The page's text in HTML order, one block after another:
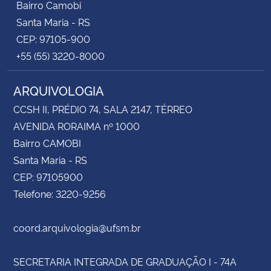
Bairro Camobi
Santa Maria - RS
CEP: 97105-900
+55 (55) 3220-8000
ARQUIVOLOGIA
CCSH II, PRÉDIO 74, SALA 2147, TÉRREO
AVENIDA RORAIMA nº 1000
Bairro CAMOBI
Santa Maria - RS
CEP: 97105900
Telefone: 3220-9256
coord.arquivologia@ufsm.br
SECRETARIA INTEGRADA DE GRADUAÇÃO I - 74A